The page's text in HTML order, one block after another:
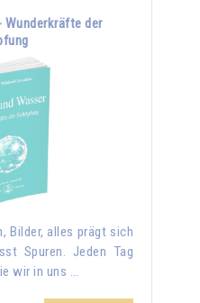
Wunderkräfte der
Bilder, alles prägt sich
Spuren. Jeden Tag
wir in uns …